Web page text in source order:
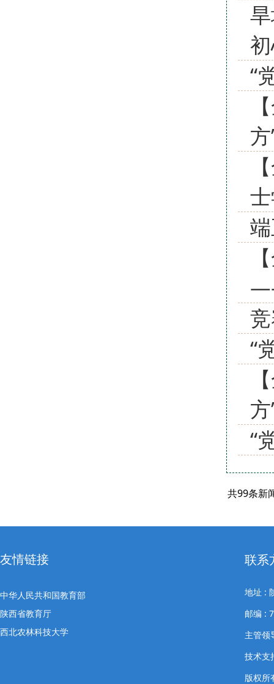
“
“
“
共99条新
友情链接
中华人民共和国教育部
陕西省教育厅
西北农林科技大学
联系
地址 :
邮编 :
主管
技术支
版权